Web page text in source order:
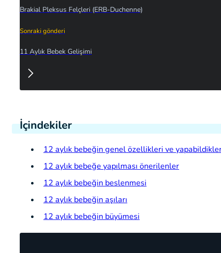
İçindekiler
12 aylık bebeğin genel özellikleri ve
12 aylık bebeğe yapılması önerilenler
12 aylık bebeğin beslenmesi
12 aylık bebeğin aşıları
12 aylık bebeğin büyümesi
Brakial Pleksus Felçleri (ERB-Duchenne)
Sonraki gönderi
11 Aylık Bebek Gelişimi